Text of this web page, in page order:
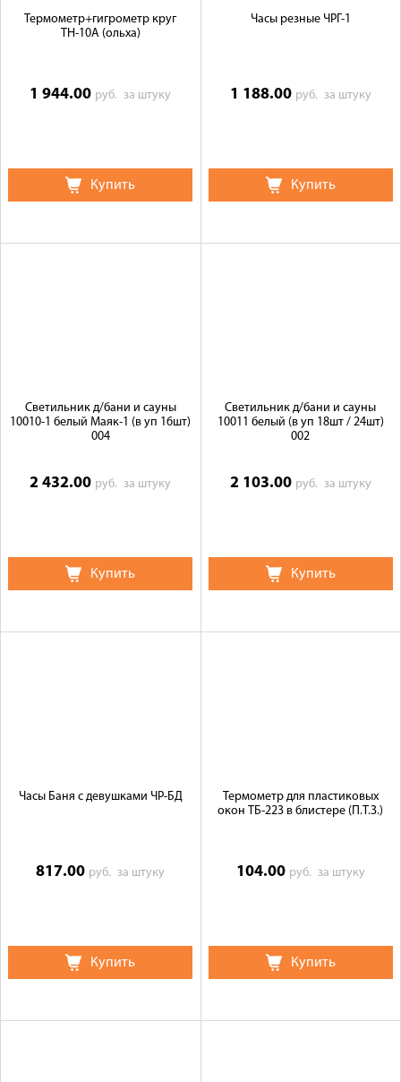
Термометр+гигрометр круг
ТН-10А (ольха)
1 944.00 руб.за штуку
Купить
Часы резные ЧРГ-1
1 188.00 руб. за штуку
Купить
Светильник д/бани и сауны
10010-1 белый Маяк-1 (в уп 16шт)
004
2 432.00 руб.за штуку
Купить
Светильник д/бани и сауны
10011 белый (в уп 18шт / 24шт)
002
2 103.00 руб. за штуку
Купить
Часы Баня с девушками ЧР-БД
817.00 руб.за штуку
Купить
Термометр для пластиковых
окон ТБ-223 в блистере (П.Т.З.)
104.00 руб. за штуку
Купить